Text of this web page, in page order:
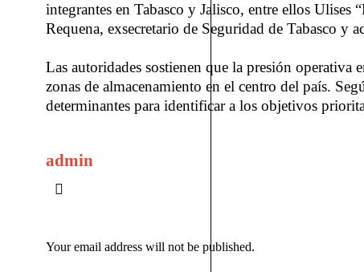
integrantes en Tabasco y Jalisco, entre ellos
Requena, exsecretario de Seguridad de Tabasco y
Las autoridades sostienen que la presión operativa
zonas de almacenamiento en el centro del país.
determinantes para identificar a los objetivos
admin
Your email address will not be published.